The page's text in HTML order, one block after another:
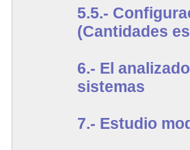
5.5.-
(Cantidades
6.- El
sistemas
7.- Estudio